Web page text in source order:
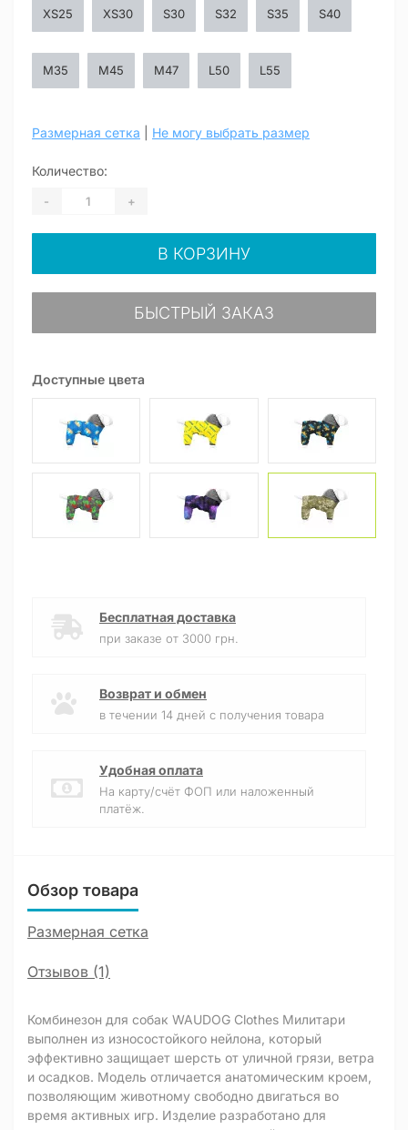
Доступные цвета
XS25 XS30 S30 S32 S35 S40
M35 M45 M47 L50 L55
Размерная сетка Не могу выбрать размер
Количество:
- +
В КОРЗИНУ
БЫСТРЫЙ ЗАКАЗ
Бесплатная доставка
при заказе от 3000 грн.
Возврат и обмен
в течении 14 дней с получения товара
Удобная оплата
На карту/счёт ФОП или наложенный
платёж.
Обзор товара
Размерная сетка
Отзывов (1)
Комбинезон для собак WAUDOG Clothes Милитари
выполнен из износостойкого нейлона, который
эффективно защищает шерсть от уличной грязи, ветра
и осадков. Модель отличается анатомическим кроем,
позволяющим животному свободно двигаться во
время активных игр. Изделие разработано для